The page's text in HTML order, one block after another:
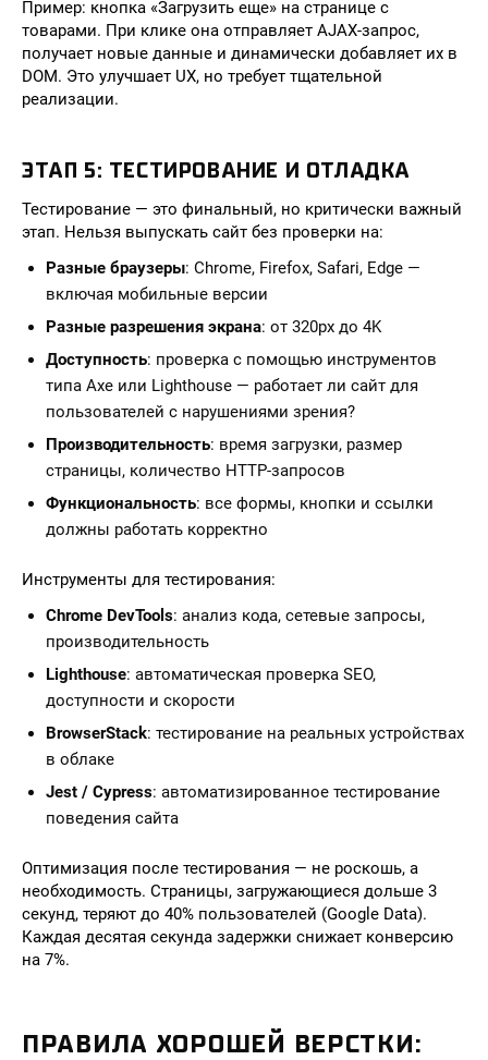
Пример: кнопка «Загрузить еще» на странице с
товарами. При клике она отправляет AJAX-запрос,
получает новые данные и динамически добавляет их в
DOM. Это улучшает UX, но требует тщательной
реализации.
ЭТАП 5: ТЕСТИРОВАНИЕ И ОТЛАДКА
Тестирование — это финальный, но критически важный
этап. Нельзя выпускать сайт без проверки на:
Разные браузеры: Chrome, Firefox, Safari, Edge —
включая мобильные версии
Разные разрешения экрана: от 320px до 4K
Доступность: проверка с помощью инструментов
типа Axe или Lighthouse — работает ли сайт для
пользователей с нарушениями зрения?
Производительность: время загрузки, размер
страницы, количество HTTP-запросов
Функциональность: все формы, кнопки и ссылки
должны работать корректно
Инструменты для тестирования:
Chrome DevTools: анализ кода, сетевые запросы,
производительность
Lighthouse: автоматическая проверка SEO,
доступности и скорости
BrowserStack: тестирование на реальных устройствах
в облаке
Jest / Cypress: автоматизированное тестирование
поведения сайта
Оптимизация после тестирования — не роскошь, а
необходимость. Страницы, загружающиеся дольше 3
секунд, теряют до 40% пользователей (Google Data).
Каждая десятая секунда задержки снижает конверсию
на 7%.
ПРАВИЛА ХОРОШЕЙ ВЕРСТКИ: